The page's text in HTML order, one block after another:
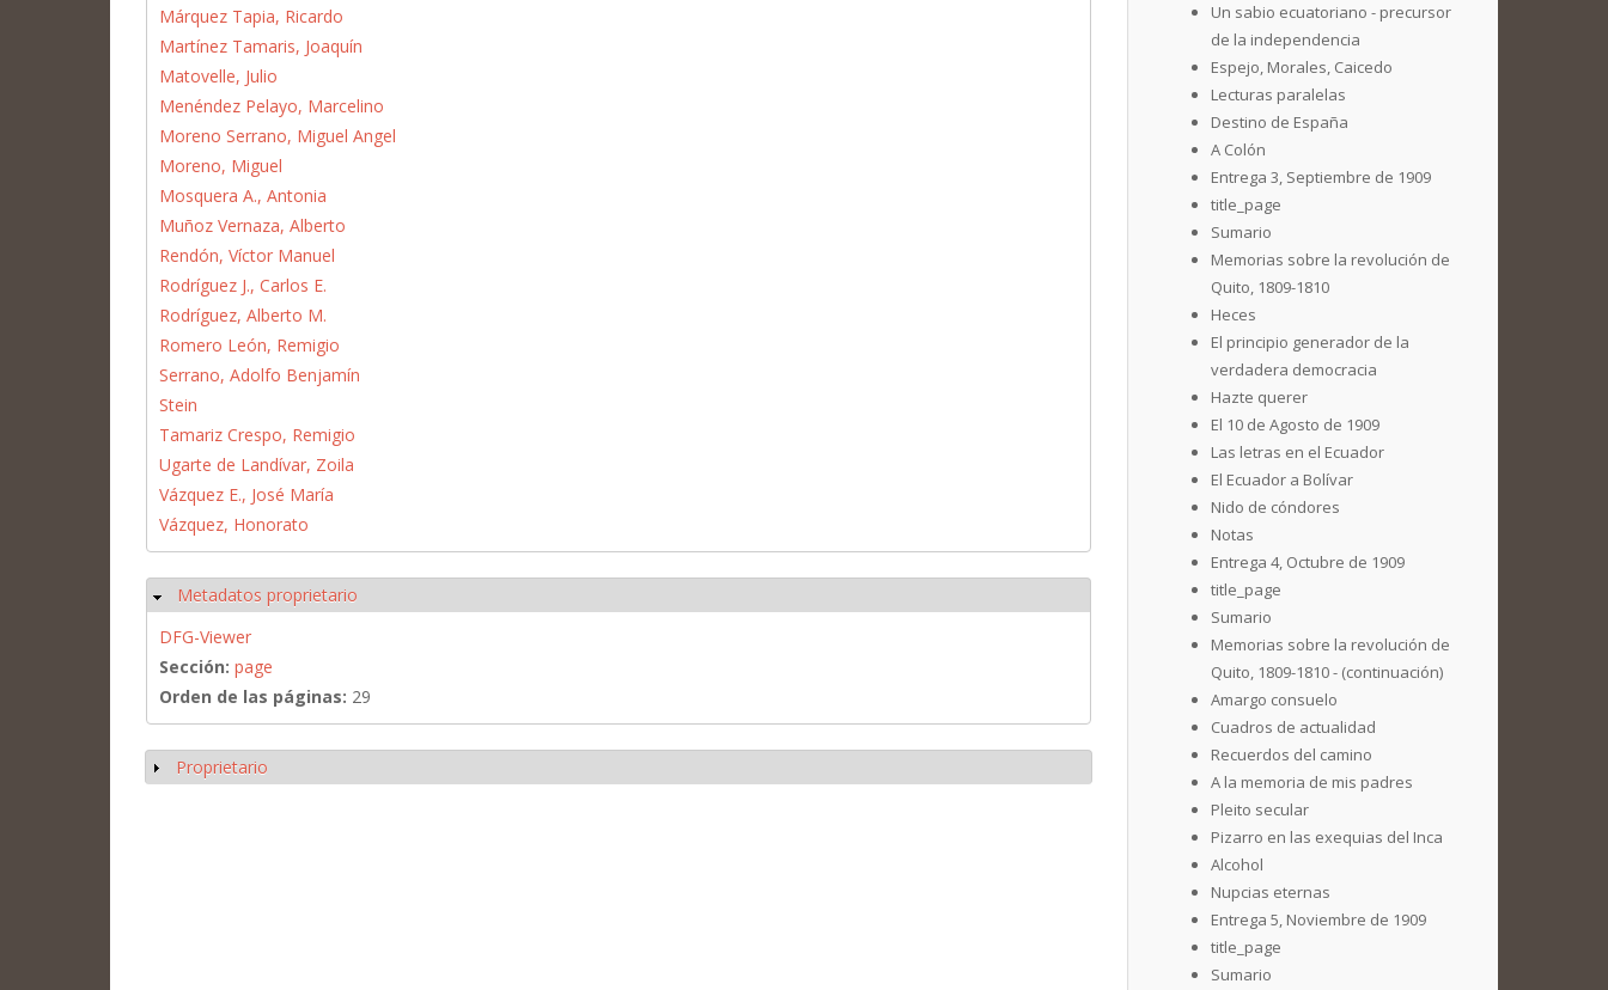
Márquez Tapia, Ricardo
Martínez Tamaris, Joaquín
Matovelle, Julio
Menéndez Pelayo, Marcelino
Moreno Serrano, Miguel Angel
Moreno, Miguel
Mosquera A., Antonia
Muñoz Vernaza, Alberto
Rendón, Víctor Manuel
Rodríguez J., Carlos E.
Rodríguez, Alberto M.
Romero León, Remigio
Serrano, Adolfo Benjamín
Stein
Tamariz Crespo, Remigio
Ugarte de Landívar, Zoila
Vázquez E., José María
Vázquez, Honorato
Ocultar
Metadatos proprietario
DFG-Viewer
Sección: page
Orden de las páginas: 29
Mostrar
Proprietario
Un sabio ecuatoriano - precursor
de la independencia
Espejo, Morales, Caicedo
Lecturas paralelas
Destino de España
A Colón
Entrega 3, Septiembre de 1909
title_page
Sumario
Memorias sobre la revolución de
Quito, 1809-1810
Heces
El principio generador de la
verdadera democracia
Hazte querer
El 10 de Agosto de 1909
Las letras en el Ecuador
El Ecuador a Bolívar
Nido de cóndores
Notas
Entrega 4, Octubre de 1909
title_page
Sumario
Memorias sobre la revolución de
Quito, 1809-1810 - (continuación)
Amargo consuelo
Cuadros de actualidad
Recuerdos del camino
A la memoria de mis padres
Pleito secular
Pizarro en las exequias del Inca
Alcohol
Nupcias eternas
Entrega 5, Noviembre de 1909
title_page
Sumario